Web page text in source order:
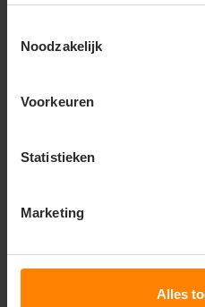
Noodzakelijk
Voorkeuren
Statistieken
Marketing
Alles
Belangrijkste
65% polyester / 35%
materiaalmix
kniebeschermers
Ademend katoen –
Kleurvast – blijft er
Comfortabele pasvorm
Onderhoudsvriendelijk
sneldrogend
Geschikt voor